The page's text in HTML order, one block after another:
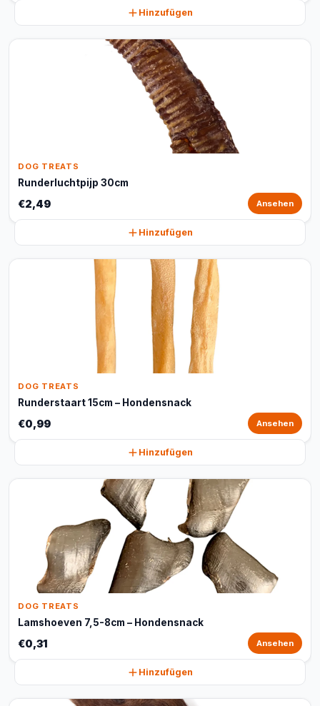
Hinzufügen
DOG TREATS
Runderluchtpijp 30cm
€2,49 Ansehen
Hinzufügen
DOG TREATS
Runderstaart 15cm – Hondensnack
€0,99 Ansehen
Hinzufügen
DOG TREATS
Lamshoeven 7,5-8cm – Hondensnack
€0,31 Ansehen
Hinzufügen